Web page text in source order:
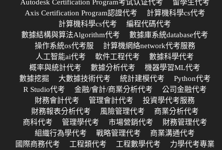
Autodesk Certification Program考试认证代考
留學生代考
Axis Certification Program認證代考
計算機科學cs代考
計算機科學cs代考
編程代碼代考
數據結構與算法Algorithm代考
數據庫系統database代考
操作系統os代考服
計算機網絡network代考服務
人工智能ai代考
軟件工程代考
數據科學代考
概率與統計代考
數據分析代考
機器學習ML代考
數據挖掘
大數據技術代考 統計建模代考
Python代考
R Studio代考
金融/會計/商業分析代考
公司金融代考
財務會計代考
管理會計代考
投資學代考服務
財務報表分析代考
風險管理代考
商業分析代考
商科代考
管理學代考 市場營銷代考
財務管理代考
組織行為學代考
戰略管理代考
商業溝通代考
國際商務代考
工程類代考 工程數學代考
力學代考專業